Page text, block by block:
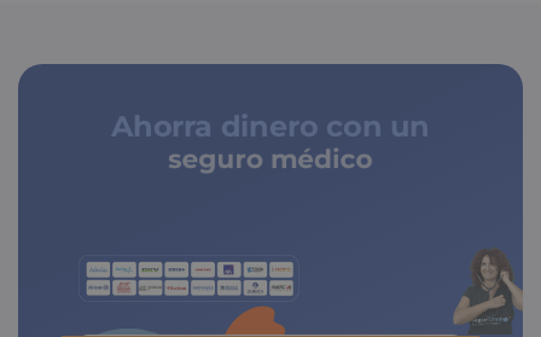
Ahorra dinero con un
seguro médico